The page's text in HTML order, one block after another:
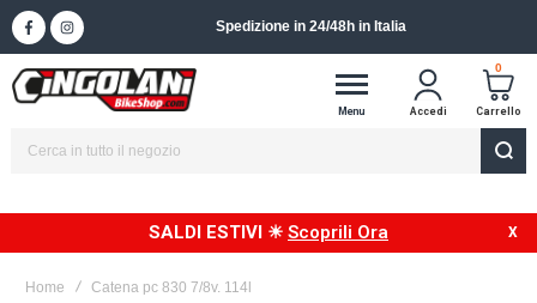
Spedizione in 24/48h in Italia
Menu Accedi
0
Carrello
SALDI ESTIVI ☀ Scoprili Ora
Home Catena pc 830 7/8v. 114l